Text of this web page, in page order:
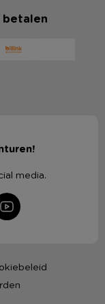
media.